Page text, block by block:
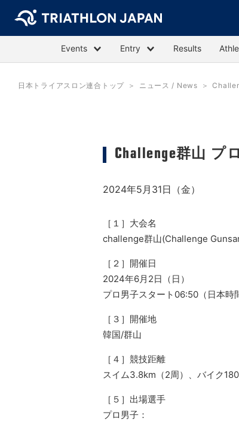
Events Entry Results
日本トライアスロン連合トップ ニュース / News
Challenge群山 プ
2024年5月31日（金）
［１］大会名
challenge群山(Challenge
［２］開催日
2024年6月2日（日）
プロ男子スタート06:50（日本時
［３］開催地
韓国/群山
［４］競技距離
スイム3.8km（2周）、バイク
［５］出場選手
プロ男子：